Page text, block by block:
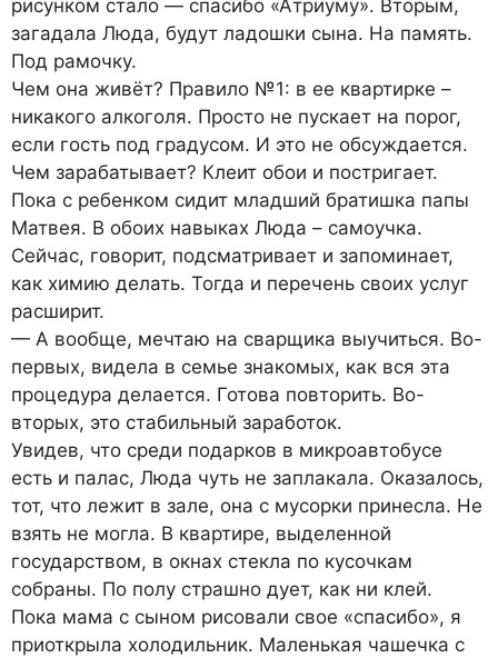
рисунком стало — спасибо «Атриуму». Вторым,
загадала Люда, будут ладошки сына. На память.
Под рамочку.
Чем она живёт? Правило №1: в ее квартирке –
никакого алкоголя. Просто не пускает на порог,
если гость под градусом. И это не обсуждается.
Чем зарабатывает? Клеит обои и постригает.
Пока с ребенком сидит младший братишка папы
Матвея. В обоих навыках Люда – самоучка.
Сейчас, говорит, подсматривает и запоминает,
как химию делать. Тогда и перечень своих услуг
расширит.
— А вообще, мечтаю на сварщика выучиться. Во-
первых, видела в семье знакомых, как вся эта
процедура делается. Готова повторить. Во-
вторых, это стабильный заработок.
Увидев, что среди подарков в микроавтобусе
есть и палас, Люда чуть не заплакала. Оказалось,
тот, что лежит в зале, она с мусорки принесла. Не
взять не могла. В квартире, выделенной
государством, в окнах стекла по кусочкам
собраны. По полу страшно дует, как ни клей.
Пока мама с сыном рисовали свое «спасибо», я
приоткрыла холодильник. Маленькая чашечка с